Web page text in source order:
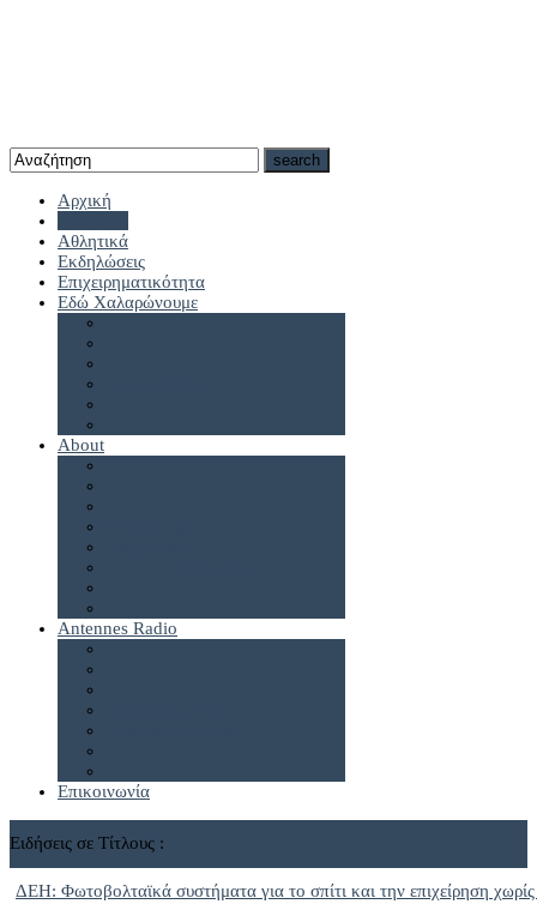
Αρχική
Αθλητικά
Εκδηλώσεις
Επιχειρηματικότητα
Εδώ Χαλαρώνουμε
About
Antennes Radio
Επικοινωνία
Ειδήσεις σε Τίτλους :
ΔΕΗ: Φωτοβολταϊκά συστήματα για το σπίτι και την επιχείρηση